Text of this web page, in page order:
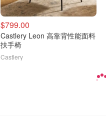
$799.00
Castlery Leon 高靠背性能面料
扶手椅
Castlery